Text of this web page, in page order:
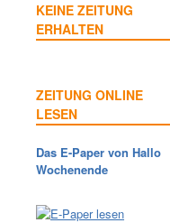
KEINE ZEITUNG
ERHALTEN
ZEITUNG ONLINE
LESEN
Das E-Paper von Hallo
Wochenende